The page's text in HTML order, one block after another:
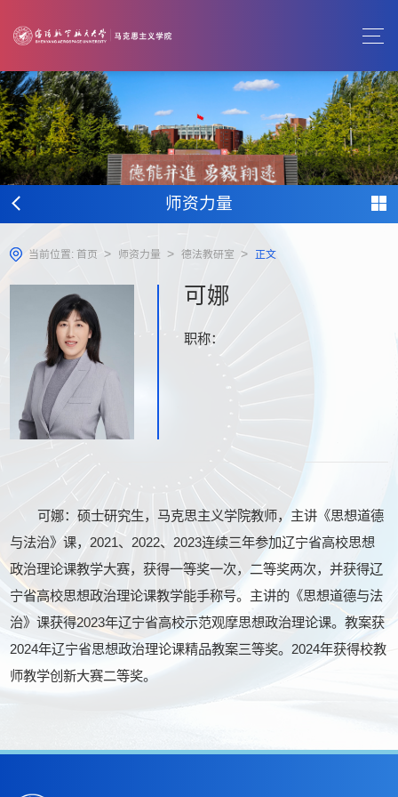
师资力量
当前位置: 首页 > 师资力量 > 德法教研室 > 正文
可娜
职称：
可娜：硕士研究生，马克思主义学院教师，主讲《思想道德
与法治》课，2021、2022、2023连续三年参加辽宁省高校思想
政治理论课教学大赛，获得一等奖一次，二等奖两次，并获得辽
宁省高校思想政治理论课教学能手称号。主讲的《思想道德与法
治》课获得2023年辽宁省高校示范观摩思想政治理论课。教案获
2024年辽宁省思想政治理论课精品教案三等奖。2024年获得校教
师教学创新大赛二等奖。